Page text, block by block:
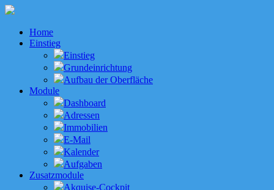
Home
Einstieg
Einstieg
Grundeinrichtung
Aufbau der Oberfläche
Module
Dashboard
Adressen
Immobilien
E-Mail
Kalender
Aufgaben
Zusatzmodule
Akquise-Cockpit